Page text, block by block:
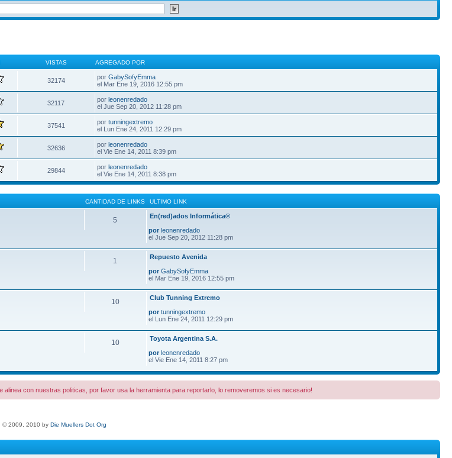
VISTAS AGREGADO POR
32174 por GabySofyEmma
el Mar Ene 19, 2016 12:55 pm
32117 por leonenredado
el Jue Sep 20, 2012 11:28 pm
37541 por tunningextremo
el Lun Ene 24, 2011 12:29 pm
32636 por leonenredado
el Vie Ene 14, 2011 8:39 pm
29844 por leonenredado
el Vie Ene 14, 2011 8:38 pm
CANTIDAD DE LINKS ULTIMO LINK
5
En(red)ados Informática®
por leonenredado
el Jue Sep 20, 2012 11:28 pm
1
Repuesto Avenida
por GabySofyEmma
el Mar Ene 19, 2016 12:55 pm
10
Club Tunning Extremo
por tunningextremo
el Lun Ene 24, 2011 12:29 pm
10
Toyota Argentina S.A.
porleonenredado
el Vie Ene 14, 2011 8:27 pm
con nuestras politicas, por favor usa la herramienta para reportarlo, lo removeremos si es necesario!
© 2009, 2010 by Die Muellers Dot Org